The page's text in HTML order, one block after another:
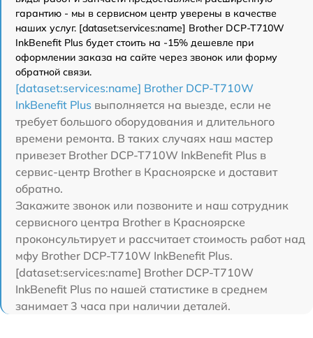
гарантию - мы в сервисном центр уверены в качестве
наших услуг. [dataset:services:name] Brother DCP-T710W
InkBenefit Plus будет стоить на -15% дешевле при
оформлении заказа на сайте через звонок или форму
обратной связи.
[dataset:services:name] Brother DCP-T710W
InkBenefit Plus выполняется на выезде, если не
требует большого оборудования и длительного
времени ремонта. В таких случаях наш мастер
привезет Brother DCP-T710W InkBenefit Plus в
сервис-центр Brother в Красноярске и доставит
обратно.
Закажите звонок или позвоните и наш сотрудник
сервисного центра Brother в Красноярске
проконсультирует и рассчитает стоимость работ над
мфу Brother DCP-T710W InkBenefit Plus.
[dataset:services:name] Brother DCP-T710W
InkBenefit Plus по нашей статистике в среднем
занимает 3 часа при наличии деталей.